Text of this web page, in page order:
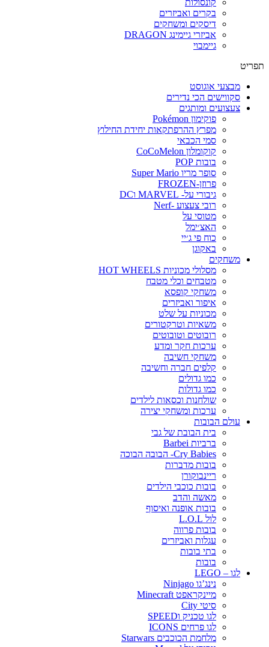
קונסולות
בקרים ואביזרים
דיסקים ומשחקים
אביזרי גיימינג DRAGON
גיימבוי
מבצעי אוגוסט
סקווישים הכי נדירים
צעצועים ומותגים
פוקימון Pokémon
מפרץ ההרפתקאות יחידת החילוץ
סמי הכבאי
קוקומלון CoCoMelon
בובות POP
סופר מריו Super Mario
פרוזן-FROZEN
גיבורי על- MARVEL וDC
רובי צעצוע -Nerf
מטוסי על
האצ׳ימל
כוח פי ג׳יי
באקוגן
משחקים
מסלולי מכוניות HOT WHEELS
מטבחים וכלי מטבח
משחקי קופסא
איפור ואביזרים
מכוניות על שלט
משאיות וטרקטורים
רובוטים וטובוטים
ערכות חקר ומדע
משחקי חשיבה
קלפים חברה וחשיבה
כמו גדולים
כמו גדולות
שולחנות וכסאות לילדים
ערכות ומשחקי יצירה
עולם הבובות
בית הבובת של גבי
ברביות Barbei
Cry Babies- הבובה הבוכה
בובות מדברות
ריינבוקורן
בובות כוכבי הילדים
מאשה והדב
בובות אופנה ואיסוף
לול L.O.L
בובות פרווה
עגלות ואביזרים
בתי בובות
בובות
לגו – LEGO
נינג’גו Ninjago
מיינקראפט Minecraft
סיטי City
לגו טכניק וSPEED
לגו פרחים ICONS
מלחמת הכוכבים Starwars